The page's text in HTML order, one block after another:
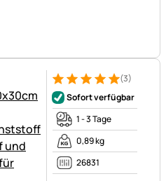
Bewertung: 5 von 5 (3
3 Bewertungen
(3)
Sofort verfügbar
1 - 3 Tage
0,89 kg
26831